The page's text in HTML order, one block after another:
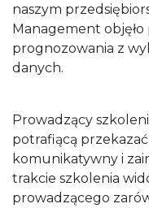
naszym
Management
prognozowania z
danych.
Prowadzący
potrafiącą
komunikatywny i
trakcie szkolenia
prowadzącego